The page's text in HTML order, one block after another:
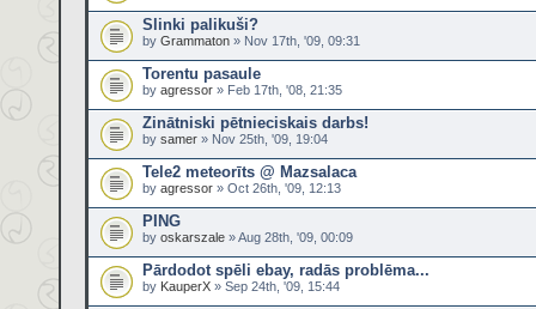
Slinki palikuši?
by Grammaton » Nov 17th, '09, 09:31
Torentu pasaule
by agressor » Feb 17th, '08, 21:35
Zinātniski pētnieciskais darbs!
by samer » Nov 25th, '09, 19:04
Tele2 meteorīts @ Mazsalaca
by agressor » Oct 26th, '09, 12:13
PING
by oskarszale » Aug 28th, '09, 00:09
Pārdodot spēli ebay, radās problēma...
by KauperX » Sep 24th, '09, 15:44